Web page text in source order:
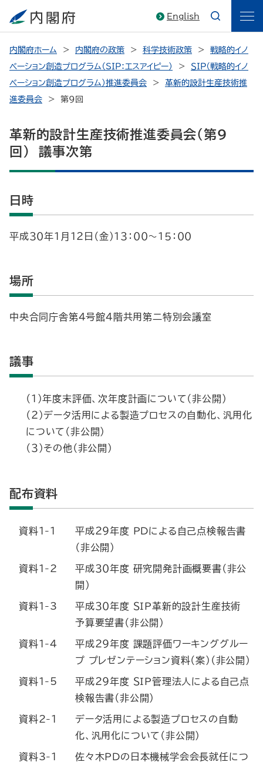
English
内閣府ホーム 内閣府の政策 科学技術政策
戦略的イノ
ベーション創造プログラム（SIP：エスアイピー）
ＳＩＰ（戦略的イノ
ベーション創造プログラム）推進委員会
革新的設計生産技術推
進委員会
第9回
革新的設計生産技術推進委員会（第9
回） 議事次第
日時
平成３０年１月１２日（金）１３：００～１５：００
場所
中央合同庁舎第４号館４階共用第二特別会議室
議事
（１）年度末評価、次年度計画について（非公開）
（２）データ活用による製造プロセスの自動化、汎用化
について（非公開）
（３）その他（非公開）
配布資料
資料1-1
平成２９年度 ＰＤによる自己点検報告書
（非公開）
資料1-2
平成３０年度 研究開発計画概要書（非公
開）
資料1-3
平成３０年度 ＳＩＰ革新的設計生産技術
予算要望書（非公開）
資料1-4
平成２９年度 課題評価ワーキンググルー
プ プレゼンテーション資料（案）（非公開）
資料1-5
平成２９年度 ＳＩＰ管理法人による自己点
検報告書（非公開）
資料2-1
データ活用による製造プロセスの自動
化、汎用化について（非公開）
資料3-1
佐々木ＰＤの日本機械学会会長就任につ